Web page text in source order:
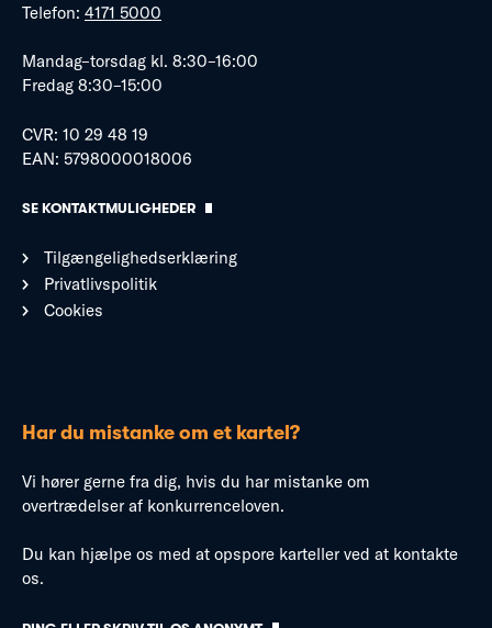
Telefon: 4171 5000
Mandag–torsdag kl. 8:30–16:00
Fredag 8:30–15:00
CVR: 10 29 48 19
EAN: 5798000018006
SE KONTAKTMULIGHEDER
Tilgængelighedserklæring
Privatlivspolitik
Cookies
Har du mistanke om et kartel?
Vi hører gerne fra dig, hvis du har mistanke om
overtrædelser af konkurrenceloven.
Du kan hjælpe os med at opspore karteller ved at kontakte
os.